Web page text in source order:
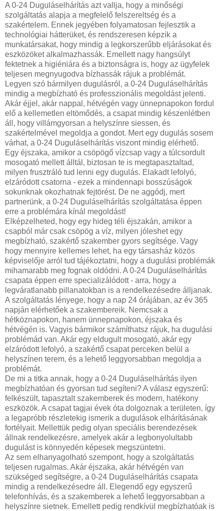
A 0-24 Duguláselhárítás azt vallja, hogy a minőségi
szolgáltatás alapja a megfelelő felszereltség és a
szakértelem. Ennek jegyében folyamatosan fejlesztik a
technológiai hátterüket, és rendszeresen képzik a
munkatársakat, hogy mindig a legkorszerűbb eljárásokat és
eszközöket alkalmazhassák. Emellett nagy hangsúlyt
fektetnek a higiéniára és a biztonságra is, hogy az ügyfelek
teljesen megnyugodva bízhassák rájuk a problémát.
Legyen szó bármilyen dugulásról, a 0-24 Duguláselhárítás
mindig a megbízható és professzionális megoldást jelenti.
Akár éjjel, akár nappal, hétvégén vagy ünnepnapokon fordul
elő a kellemetlen eltömődés, a csapat mindig készenlétben
áll, hogy villámgyorsan a helyszínre siessen, és
szakértelmével megoldja a gondot. Mert egy dugulás sosem
várhat, a 0-24 Duguláselhárítás viszont mindig elérhető.
Egy éjszaka, amikor a csöpögő vízcsap vagy a túlcsordult
mosogató mellett álltál, biztosan te is megtapasztaltad,
milyen frusztráló tud lenni egy dugulás. Elakadt lefolyó,
elzáródott csatorna - ezek a mindennapi bosszúságok
sokunknak okozhatnak fejtörést. De ne aggódj, mert
partnerünk, a 0-24 Duguláselhárítás szolgáltatása éppen
erre a problémára kínál megoldást!
Elképzelheted, hogy egy hideg téli éjszakán, amikor a
csapból már csak csöpög a víz, milyen jóleshet egy
megbízható, szakértő szakember gyors segítsége. Vagy
hogy mennyire kellemes lehet, ha egy társasház közös
képviselője arról tud tájékoztatni, hogy a dugulási problémák
mihamarabb meg fognak oldódni. A 0-24 Duguláselhárítás
csapata éppen erre specializálódott - arra, hogy a
legváratlanabb pillanatokban is a rendelkezésedre álljanak.
A szolgáltatás lényege, hogy a nap 24 órájában, az év 365
napján elérhetőek a szakembereik. Nemcsak a
hétköznapokon, hanem ünnepnapokon, éjszaka és
hétvégén is. Vagyis bármikor számíthatsz rájuk, ha dugulási
problémád van. Akár egy eldugult mosogató, akár egy
elzáródott lefolyó, a szakértő csapat perceken belül a
helyszínen terem, és a lehető leggyorsabban megoldja a
problémát.
De mi a titka annak, hogy a 0-24 Duguláselhárítás ilyen
megbízhatóan és gyorsan tud segíteni? A válasz egyszerű:
felkészült, tapasztalt szakemberek és modern, hatékony
eszközök. A csapat tagjai évek óta dolgoznak a területen, így
a legapróbb részletekig ismerik a dugulások elhárításának
fortélyait. Mellettük pedig olyan speciális berendezések
állnak rendelkezésre, amelyek akár a legbonyolultabb
dugulást is könnyedén képesek megszüntetni.
Az sem elhanyagolható szempont, hogy a szolgáltatás
teljesen rugalmas. Akár éjszaka, akár hétvégén van
szükséged segítségre, a 0-24 Duguláselhárítás csapata
mindig a rendelkezésedre áll. Elegendő egy egyszerű
telefonhívás, és a szakemberek a lehető leggyorsabban a
helyszínre sietnek. Emellett pedig rendkívül megbízhatóak is